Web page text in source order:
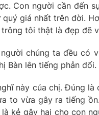
Con người cần đến
giá nhất trên đời.
tôi thật là đẹp đẽ
chúng ta đều có
Bàn lên tiếng phản đối.
này của chị. Đúng
to vừa gây ra tiếng
kẻ gây hại cho con